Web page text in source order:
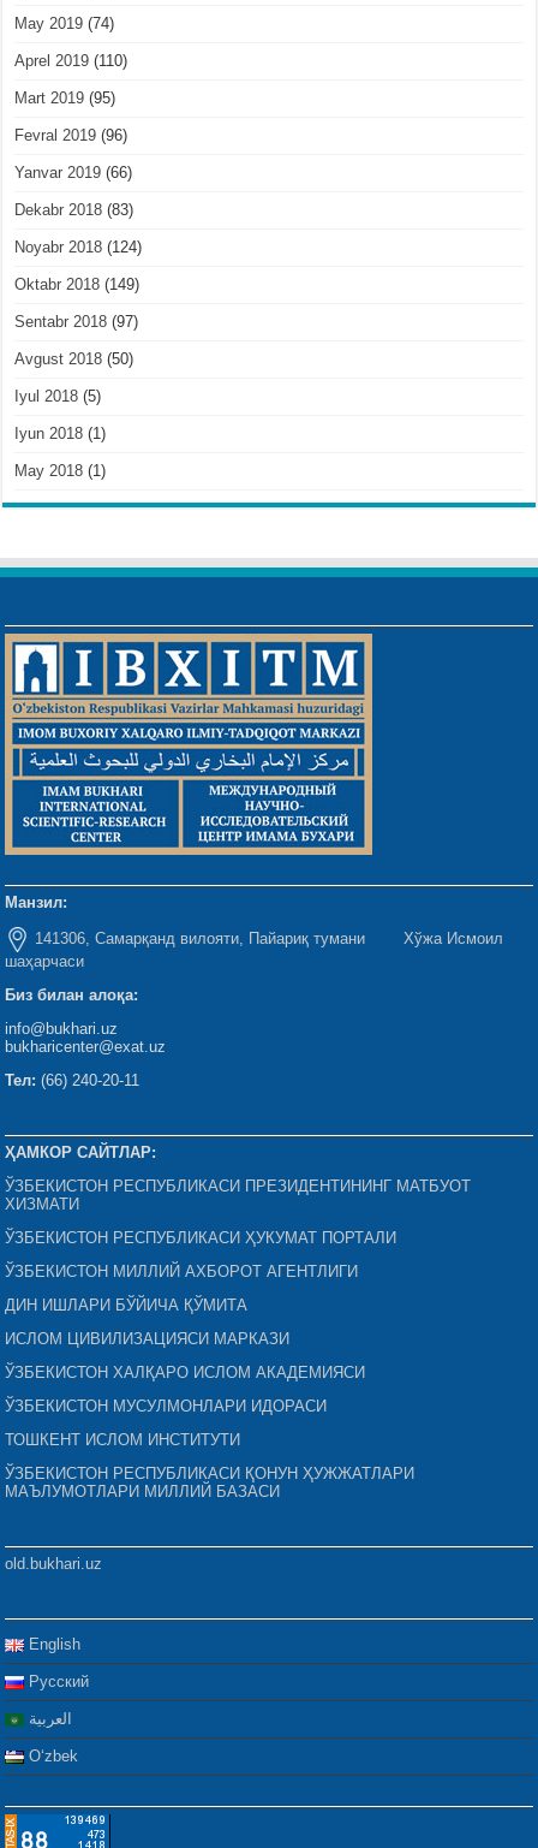
May 2019 (74)
Aprel 2019 (110)
Mart 2019 (95)
Fevral 2019 (96)
Yanvar 2019 (66)
Dekabr 2018 (83)
Noyabr 2018 (124)
Oktabr 2018 (149)
Sentabr 2018 (97)
Avgust 2018 (50)
Iyul 2018 (5)
Iyun 2018 (1)
May 2018 (1)
Манзил:
141306, Самарқанд вилояти, Пайариқ тумани Хўжа Исмоил
шаҳарчаси
Биз билан алоқа:
info@bukhari.uz
bukharicenter@exat.uz
Тел: (66) 240-20-11
ҲАМКОР САЙТЛАР:
ЎЗБЕКИСТОН РЕСПУБЛИКАСИ ПРЕЗИДЕНТИНИНГ МАТБУОТ
ХИЗМАТИ
ЎЗБЕКИСТОН РЕСПУБЛИКАСИ ҲУКУМАТ ПОРТАЛИ
ЎЗБЕКИСТОН МИЛЛИЙ АХБОРОТ АГЕНТЛИГИ
ДИН ИШЛАРИ БЎЙИЧА ҚЎМИТА
ИСЛОМ ЦИВИЛИЗАЦИЯСИ МАРКАЗИ
ЎЗБЕКИСТОН ХАЛҚАРО ИСЛОМ АКАДЕМИЯСИ
ЎЗБЕКИСТОН МУСУЛМОНЛАРИ ИДОРАСИ
ТОШКЕНТ ИСЛОМ ИНСТИТУТИ
ЎЗБЕКИСТОН РЕСПУБЛИКАСИ ҚОНУН ҲУЖЖАТЛАРИ
МАЪЛУМОТЛАРИ МИЛЛИЙ БАЗАСИ
old.bukhari.uz
English
Русский
العربية
Oʻzbek